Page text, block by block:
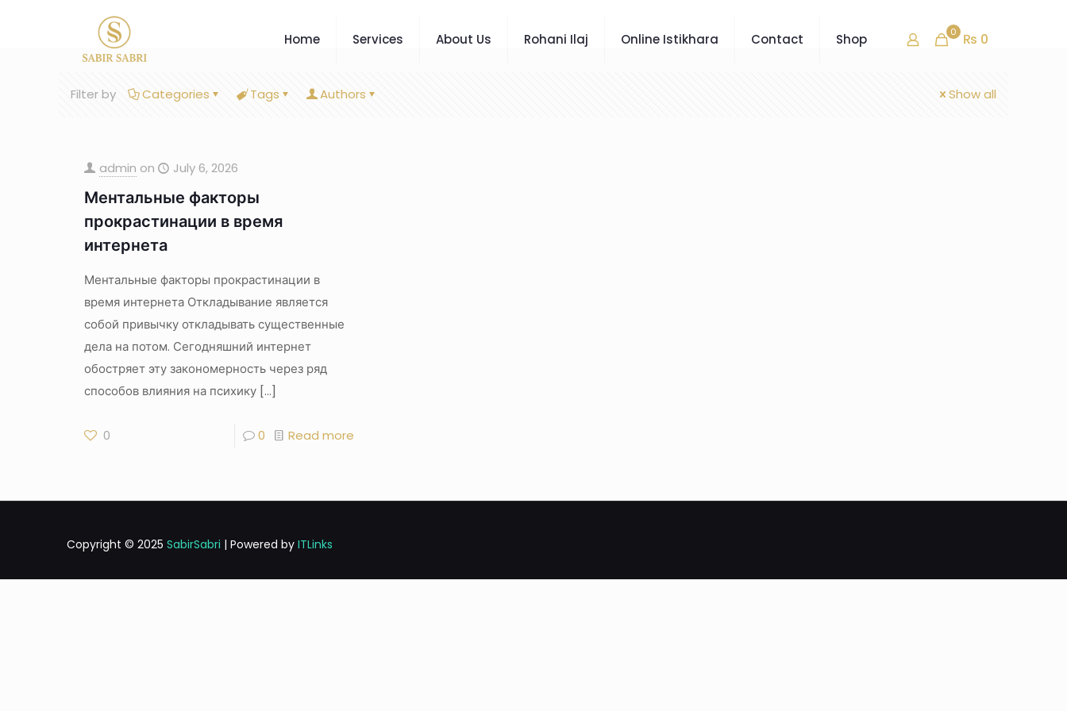
Home Services About Us Rohani Ilaj Online Istikhara Contact Shop 0 ₨ 0
Filter by Categories Tags Authors Show all
admin on July 6, 2026
Ментальные факторы
прокрастинации в время
интернета
Ментальные факторы прокрастинации в
время интернета Откладывание является
собой привычку откладывать существенные
дела на потом. Сегодняшний интернет
обостряет эту закономерность через ряд
способов влияния на психику[…]
0 0 Read more
Copyright © 2025 SabirSabri | Powered by ITLinks